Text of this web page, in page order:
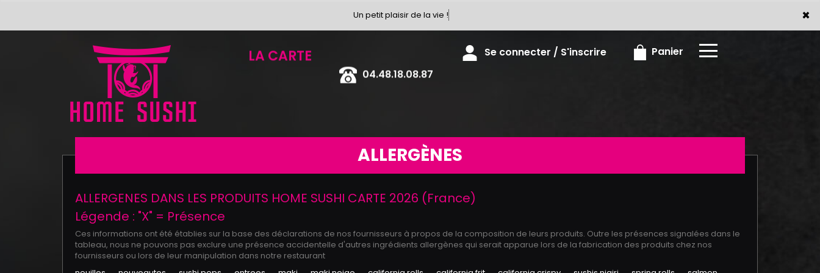
×
Un petit plaisir de la vie !
LA CARTE
04.48.18.08.87
Se connecter / S'inscrire Panier
x
ALLERGÈNES
ALLERGENES DANS LES PRODUITS HOME SUSHI CARTE 2026 (France)
Légende : "X" = Présence
Ces informations ont été établies sur la base des déclarations de nos fournisseurs à propos de la composition de leurs produits. Outre les présences signalées dans le
tableau, nous ne pouvons pas exclure une présence accidentelle d'autres ingrédients allergènes qui serait apparue lors de la fabrication des produits chez nos
fournisseurs ou lors de leur manipulation dans notre restaurant